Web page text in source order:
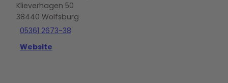
Klieverhagen 50
38440 Wolfsburg
05361 2673-38
Website